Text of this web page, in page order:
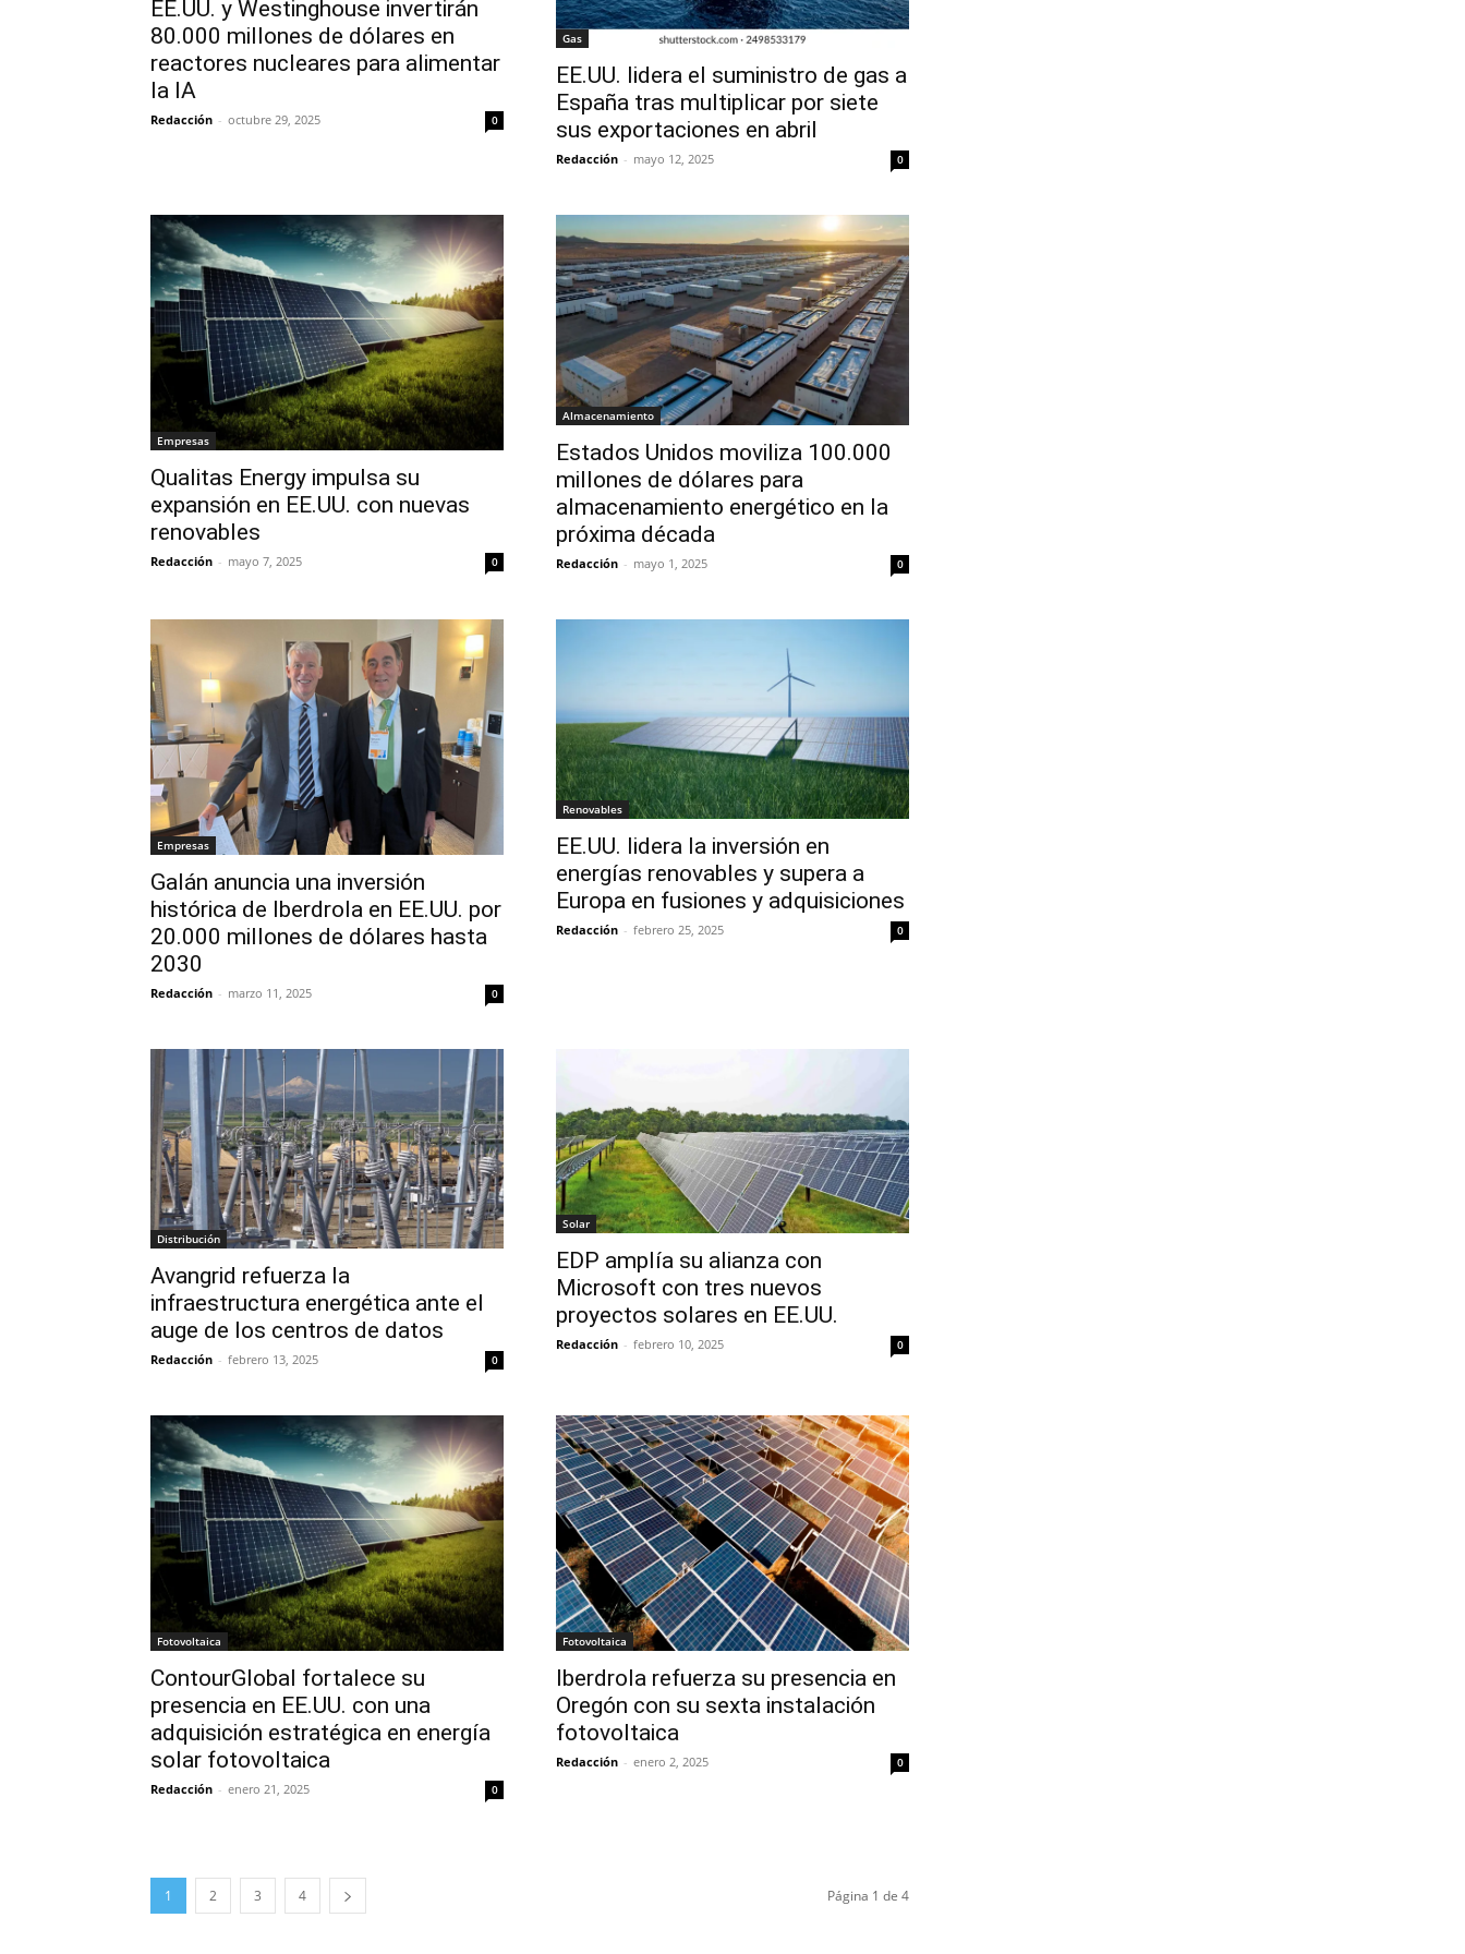
EE.UU. y Westinghouse invertirán
80.000 millones de dólares en
reactores nucleares para alimentar
la IA
Redacción - octubre 29, 2025 0
Gas
EE.UU. lidera el suministro de gas a
España tras multiplicar por siete
sus exportaciones en abril
Redacción - mayo 12, 2025 0
Empresas
Qualitas Energy impulsa su
expansión en EE.UU. con nuevas
renovables
Redacción - mayo 7, 2025 0
Almacenamiento
Estados Unidos moviliza 100.000
millones de dólares para
almacenamiento energético en la
próxima década
Redacción - mayo 1, 2025 0
Empresas
Galán anuncia una inversión
histórica de Iberdrola en EE.UU. por
20.000 millones de dólares hasta
2030
Redacción - marzo 11, 2025 0
Renovables
EE.UU. lidera la inversión en
energías renovables y supera a
Europa en fusiones y adquisiciones
Redacción - febrero 25, 2025 0
Distribución
Avangrid refuerza la
infraestructura energética ante el
auge de los centros de datos
Redacción - febrero 13, 2025 0
Solar
EDP amplía su alianza con
Microsoft con tres nuevos
proyectos solares en EE.UU.
Redacción - febrero 10, 2025 0
Fotovoltaica
ContourGlobal fortalece su
presencia en EE.UU. con una
adquisición estratégica en energía
solar fotovoltaica
Redacción - enero 21, 2025 0
Fotovoltaica
Iberdrola refuerza su presencia en
Oregón con su sexta instalación
fotovoltaica
Redacción - enero 2, 2025 0
1 2 3 4 Página 1 de 4